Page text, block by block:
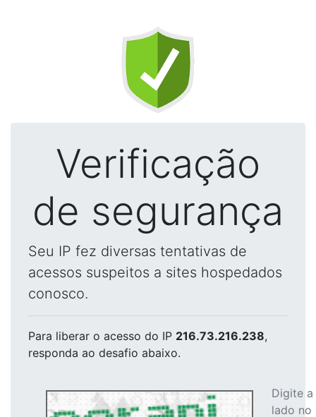
Verificação
de segurança
Seu IP fez diversas tentativas de
acessos suspeitos a sites hospedados
conosco.
Para liberar o acesso do IP 216.73.216.238,
responda ao desafio abaixo.
Digite
lado no